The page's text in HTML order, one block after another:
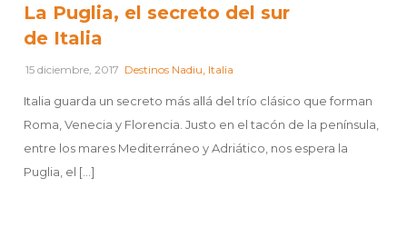
La Puglia, el secreto del sur
de Italia
15 diciembre, 2017 Destinos Nadiu, Italia
Italia guarda un secreto más allá del trío clásico que forman
Roma, Venecia y Florencia. Justo en el tacón de la península,
entre los mares Mediterráneo y Adriático, nos espera la
Puglia, el [...]